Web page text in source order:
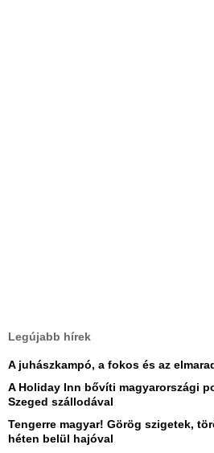
Legújabb hírek
A juhászkampó, a fokos és az
A Holiday Inn bővíti magyarországi
Szeged szállodával
Tengerre magyar! Görög szigetek,
héten belül hajóval